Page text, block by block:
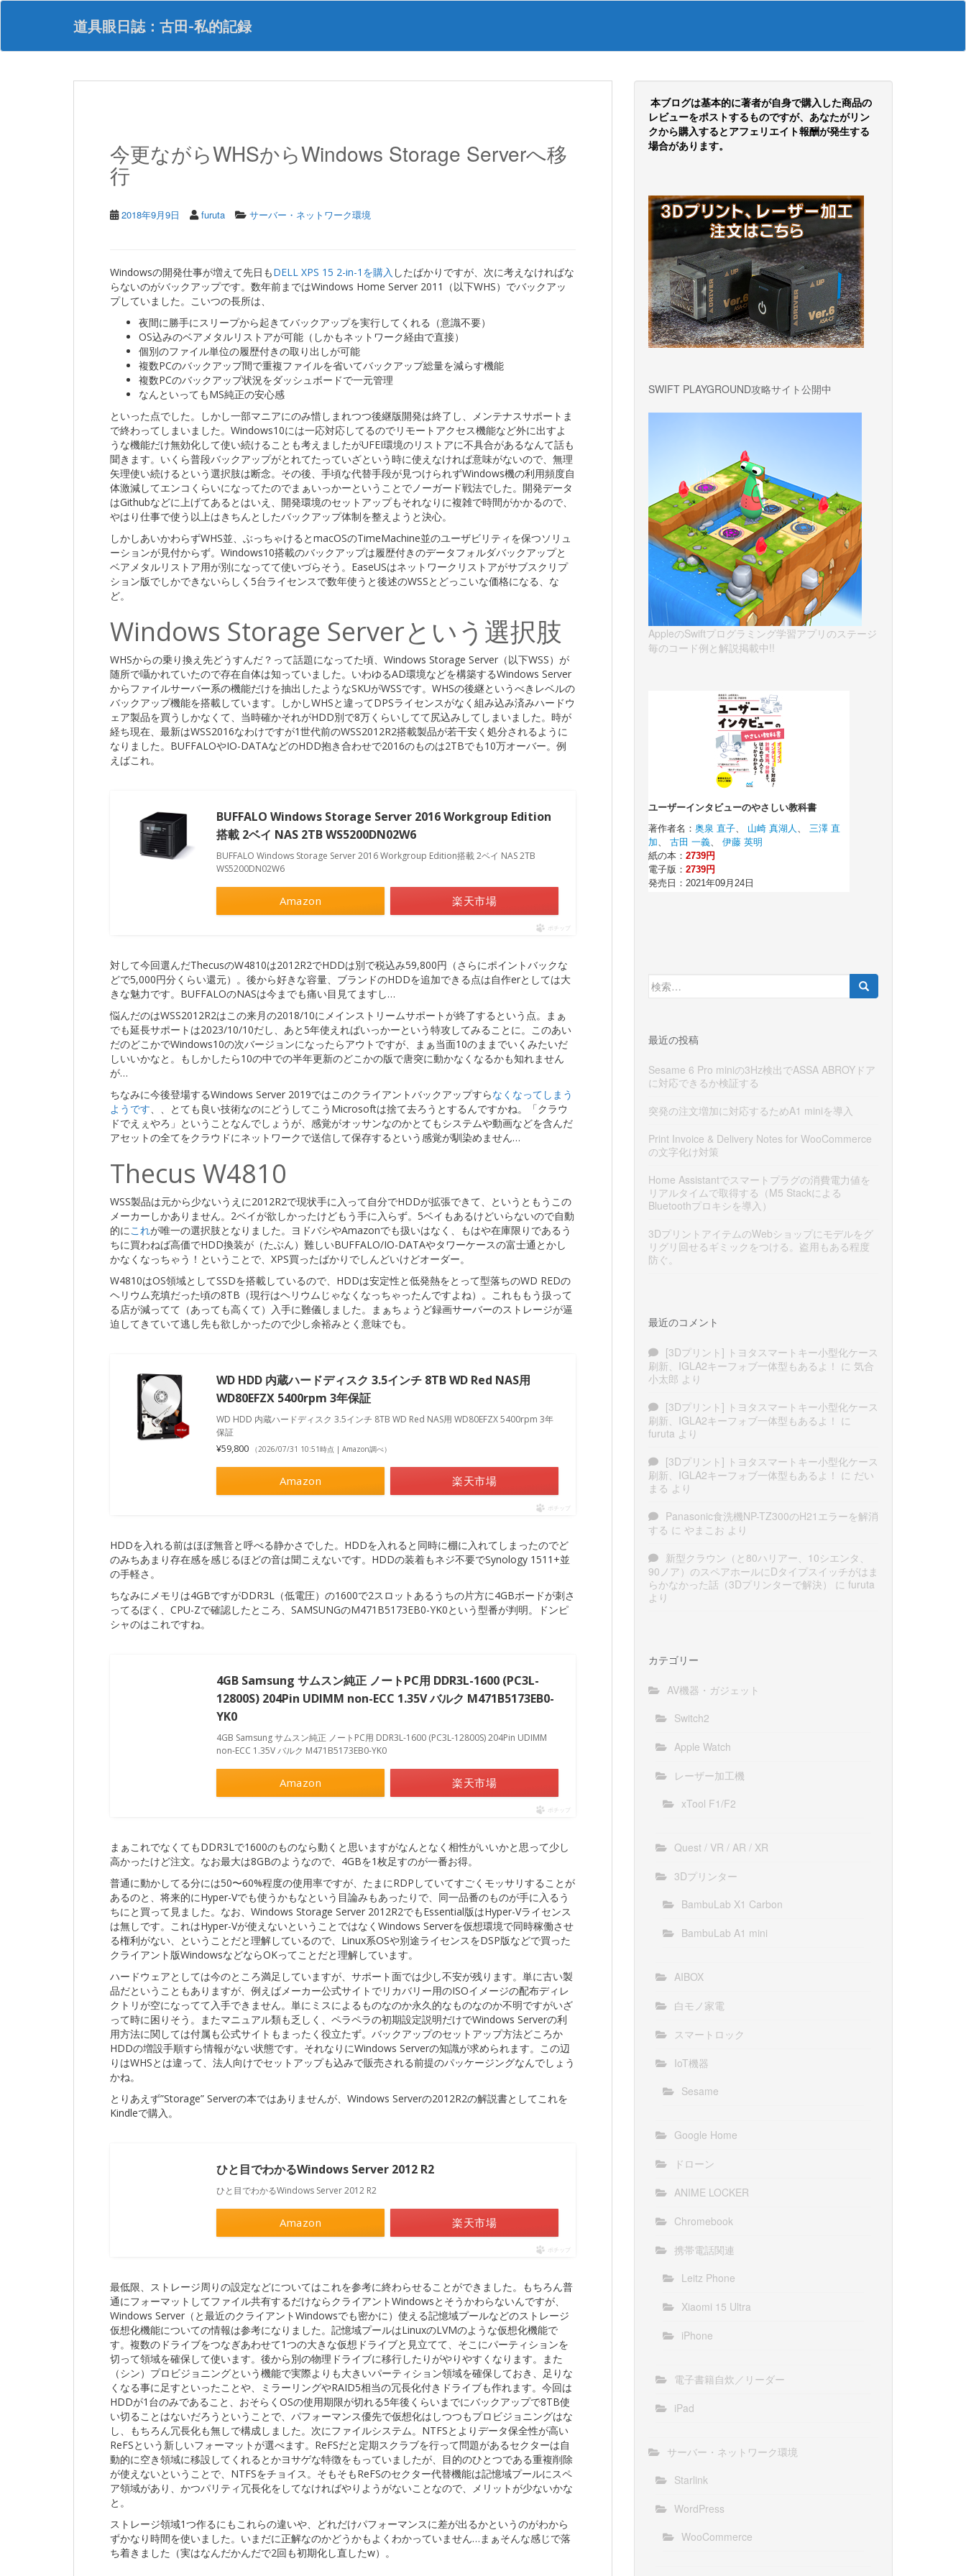
S
p
道具眼日誌：古田-私的記録
今更ながらWHSからWindows Storage Serverへ移
行
2018年9月9日 furuta サーバー・ネットワーク環境
Windowsの開発仕事が増えて先日もDELL XPS 15 2-in-1を購入 したばかりですが、次に考えなければな
らないのがバックアップです。数年前まではWindows Home Server 2011（以下WHS）でバックアッ
プしていました。こいつの長所は、
夜間に勝手にスリープから起きてバックアップを実行してくれる（意識不要）
OS込みのベアメタルリストアが可能（しかもネットワーク経由で直接）
個別のファイル単位の履歴付きの取り出しが可能
複数PCのバックアップ間で重複ファイルを省いてバックアップ総量を減らす機能
複数PCのバックアップ状況をダッシュボードで一元管理
なんといってもMS純正の安心感
といった点でした。しかし一部マニアにのみ惜しまれつつ後継版開発は終了し、メンテナスサポートま
で終わってしまいました。Windows10には一応対応してるのでリモートアクセス機能など外に出すよ
うな機能だけ無効化して使い続けることも考えましたがUFEI環境のリストアに不具合があるなんて話も
聞きます。いくら普段バックアップがとれてたっていざという時に使えなければ意味がないので、無理
矢理使い続けるという選択肢は断念。その後、手頃な代替手段が見つけられずWindows機の利用頻度自
体激減してエンコくらいになってたのでまぁいっかーということでノーガード戦法でした。開発データ
はGithubなどに上げてあるとはいえ、開発環境のセットアップもそれなりに複雑で時間がかかるので、
やはり仕事で使う以上はきちんとしたバックアップ体制を整えようと決心。
しかしあいかわらずWHS並、ぶっちゃけるとmacOSのTimeMachine並のユーザビリティを保つソリュ
ーションが見付からず。Windows10搭載のバックアップは履歴付きのデータフォルダバックアップと
ベアメタルリストア用が別になってて使いづらそう。EaseUSはネットワークリストアがサブスクリプ
ション版でしかできないらしく5台ライセンスで数年使うと後述のWSSとどっこいな価格になる、な
ど。
Windows Storage Serverという選択肢
WHSからの乗り換え先どうすんだ？って話題になってた頃、Windows Storage Server（以下WSS）が
随所で囁かれていたので存在自体は知っていました。いわゆるAD環境などを構築するWindows Server
からファイルサーバー系の機能だけを抽出したようなSKUがWSSです。WHSの後継というべきレベルの
バックアップ機能を搭載しています。しかしWHSと違ってDPSライセンスがなく組み込み済みハードウ
ェア製品を買うしかなくて、当時確かそれがHDD別で8万くらいしてて尻込みしてしまいました。時が
経ち現在、最新はWSS2016なわけですが1世代前のWSS2012R2搭載製品が若干安く処分されるように
なりました。BUFFALOやIO-DATAなどのHDD抱き合わせで2016のものは2TBでも10万オーバー。例
えばこれ。
BUFFALO Windows Storage Server 2016 Workgroup Edition
搭載 2ベイ NAS 2TB WS5200DN02W6
BUFFALO Windows Storage Server 2016 Workgroup Edition搭載 2ベイ NAS 2TB
WS5200DN02W6
Amazon 楽天市場
ポチップ
対して今回選んだThecusのW4810は2012R2でHDDは別で税込み59,800円（さらにポイントバックな
どで5,000円分くらい還元）。後から好きな容量、ブランドのHDDを追加できる点は自作erとしては大
きな魅力です。BUFFALOのNASは今までも痛い目見てますし…
悩んだのはWSS2012R2はこの来月の2018/10にメインストリームサポートが終了するという点。まぁ
でも延長サポートは2023/10/10だし、あと5年使えればいっかーという特攻してみることに。このあい
だのどこかでWindows10の次バージョンになったらアウトですが、まぁ当面10のままでいくみたいだ
しいいかなと。もしかしたら10の中での半年更新のどこかの版で唐突に動かなくなるかも知れません
が…
ちなみに今後登場するWindows Server 2019ではこのクライアントバックアップすらなくなってしまう
ようです、、とても良い技術なのにどうしてこうMicrosoftは捨て去ろうとするんですかね。「クラウ
ドでえぇやろ」ということなんでしょうが、感覚がオッサンなのかとてもシステムや動画などを含んだ
アセットの全てをクラウドにネットワークで送信して保存するという感覚が馴染めません…
Thecus W4810
WSS製品は元から少ないうえに2012R2で現状手に入って自分でHDDが拡張できて、というともうこの
メーカーしかありません。2ベイが欲しかったけどもう手に入らず。5ベイもあるけどいらないので自動
的にこれが唯一の選択肢となりました。ヨドバシやAmazonでも扱いはなく、もはや在庫限りであるう
ちに買わねば高価でHDD換装が（たぶん）難しいBUFFALO/IO-DATAやタワーケースの富士通とかし
かなくなっちゃう！ということで、XPS買ったばかりでしんどいけどオーダー。
W4810はOS領域としてSSDを搭載しているので、HDDは安定性と低発熱をとって型落ちのWD REDの
ヘリウム充填だった頃の8TB（現行はヘリウムじゃなくなっちゃったんですよね）。これももう扱って
る店が減ってて（あっても高くて）入手に難儀しました。まぁちょうど録画サーバーのストレージが逼
迫してきていて逃し先も欲しかったので少し余裕みとく意味でも。
WD HDD 内蔵ハードディスク 3.5インチ 8TB WD Red NAS用
WD80EFZX 5400rpm 3年保証
WD HDD 内蔵ハードディスク 3.5インチ 8TB WD Red NAS用 WD80EFZX 5400rpm 3年
保証
¥59,800 （2026/07/31 10:51時点 | Amazon調べ）
Amazon 楽天市場
ポチップ
HDDを入れる前はほぼ無音と呼べる静かさでした。HDDを入れると同時に棚に入れてしまったのでど
のみちあまり存在感を感じるほどの音は聞こえないです。HDDの装着もネジ不要でSynology 1511+並
の手軽さ。
ちなみにメモリは4GBですがDDR3L（低電圧）の1600で2スロットあるうちの片方に4GBボードが刺さ
ってるぽく、CPU-Zで確認したところ、SAMSUNGのM471B5173EB0-YK0という型番が判明。ドンピ
シャのはこれですね。
4GB Samsung サムスン純正 ノートPC用 DDR3L-1600 (PC3L-
12800S) 204Pin UDIMM non-ECC 1.35V バルク M471B5173EB0-
YK0
4GB Samsung サムスン純正 ノートPC用 DDR3L-1600 (PC3L-12800S) 204Pin UDIMM
non-ECC 1.35V バルク M471B5173EB0-YK0
Amazon 楽天市場
ポチップ
まぁこれでなくてもDDR3Lで1600のものなら動くと思いますがなんとなく相性がいいかと思って少し
高かったけど注文。なお最大は8GBのようなので、4GBを1枚足すのが一番お得。
普通に動かしてる分には50〜60%程度の使用率ですが、たまにRDPしていてすごくモッサリすることが
あるのと、将来的にHyper-Vでも使うかもなという目論みもあったりで、同一品番のものが手に入るう
ちにと買って見ました。なお、Windows Storage Server 2012R2でもEssential版はHyper-Vライセンス
は無しです。これはHyper-Vが使えないということではなくWindows Serverを仮想環境で同時稼働させ
る権利がない、ということだと理解しているので、Linux系OSや別途ライセンスをDSP版などで買った
クライアント版WindowsなどならOKってことだと理解しています。
ハードウェアとしては今のところ満足していますが、サポート面では少し不安が残ります。単に古い製
品だということもありますが、例えばメーカー公式サイトでリカバリー用のISOイメージの配布ディレ
クトリが空になってて入手できません。単にミスによるものなのか永久的なものなのか不明ですがいざ
って時に困りそう。またマニュアル類も乏しく、ペラペラの初期設定説明だけでWindows Serverの利
用方法に関しては付属も公式サイトもまったく役立たず。バックアップのセットアップ方法どころか
HDDの増設手順すら情報がない状態です。それなりにWindows Serverの知識が求められます。この辺
りはWHSとは違って、法人向けでセットアップも込みで販売される前提のパッケージングなんでしょう
かね。
とりあえず”Storage” Serverの本ではありませんが、Windows Serverの2012R2の解説書としてこれを
Kindleで購入。
ひと目でわかるWindows Server 2012 R2
ひと目でわかるWindows Server 2012 R2
Amazon 楽天市場
ポチップ
最低限、ストレージ周りの設定などについてはこれを参考に終わらせることができました。もちろん普
通にフォーマットしてファイル共有するだけならクライアントWindowsとそうかわらないんですが、
Windows Server（と最近のクライアントWindowsでも密かに）使える記憶域プールなどのストレージ
仮想化機能についての情報は参考になりました。記憶域プールはLinuxのLVMのような仮想化機能で
す。複数のドライブをつなぎあわせて1つの大きな仮想ドライブと見立てて、そこにパーティションを
切って領域を確保して使います。後から別の物理ドライブに移行したりがやりやすくなります。また
（シン）プロビジョニングという機能で実際よりも大きいパーティション領域を確保しておき、足りな
くなる事に足すといったことや、ミラーリングやRAID5相当の冗長化付きドライブも作れます。今回は
HDDが1台のみであること、おそらくOSの使用期限が切れる5年後くらいまでにバックアップで8TB使
い切ることはないだろうということで、パフォーマンス優先で仮想化はしつつもプロビジョニングはな
し、もちろん冗長化も無しで構成しました。次にファイルシステム。NTFSとよりデータ保全性が高い
ReFSという新しいフォーマットが選べます。ReFSだと定期スクラブを行って問題があるセクターは自
動的に空き領域に移設してくれるとかヨサゲな特徴をもっていましたが、目的のひとつである重複削除
が使えないということで、NTFSをチョイス。そもそもReFSのセクター代替機能は記憶域プールにスペ
ア領域があり、かつパリティ冗長化をしてなければやりようがないことなので、メリットが少ないかな
と。
ストレージ領域1つ作るにもこれらの違いや、どれだけパフォーマンスに差が出るかというのがわから
ずかなり時間を使いました。いまだに正解なのかどうかもよくわかっていません…まぁそんな感じで落
ち着きました（実はなんだかんだで2回も初期化し直したw）。
本ブログは基本的に著者が自身で購入した商品の
レビューをポストするものですが、あなたがリン
クから購入するとアフェリエイト報酬が発生する
場合があります。
SWIFT PLAYGROUND攻略サイト公開中
AppleのSwiftプログラミング学習アプリのステージ
毎のコード例と解説掲載中!!
検
索:
最近の投稿
Sesame 6 Pro miniの3Hz検出でASSA ABROYドア
に対応できるか検証する
突発の注文増加に対応するためA1 miniを導入
Print Invoice & Delivery Notes for WooCommerce
の文字化け対策
Home Assistantでスマートプラグの消費電力値を
リアルタイムで取得する（M5 Stackによる
Bluetoothプロキシを導入）
3DプリントアイテムのWebショップにモデルをグ
リグリ回せるギミックをつける。盗用もある程度
防ぐ。
最近のコメント
[3Dプリント] トヨタスマートキー小型化ケース
刷新、IGLA2キーフォブ一体型もあるよ！ に 気合
小太郎 より
[3Dプリント] トヨタスマートキー小型化ケース
刷新、IGLA2キーフォブ一体型もあるよ！ に
furuta より
[3Dプリント] トヨタスマートキー小型化ケース
刷新、IGLA2キーフォブ一体型もあるよ！ に だい
まる より
Panasonic食洗機NP-TZ300のH21エラーを解消
する に やまこお より
新型クラウン（と80ハリアー、10シエンタ、
90ノア）のスペアホールにDタイプスイッチがはま
らかなかった話（3Dプリンターで解決）
に furuta
より
カテゴリー
AV機器・ガジェット
Switch2
Apple Watch
レーザー加工機
xTool F1/F2
Quest / VR / AR / XR
3Dプリンター
BambuLab X1 Carbon
BambuLab A1 mini
AIBOX
白モノ家電
スマートロック
IoT機器
Sesame
Google Home
ドローン
ANIME LOCKER
Chromebook
携帯電話関連
Leitz Phone
Xiaomi 15 Ultra
iPhone
電子書籍自炊／リーダー
iPad
サーバー・ネットワーク環境
Starlink
WordPress
WooCommerce